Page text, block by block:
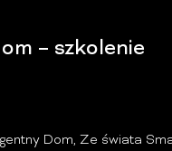
– szkolenie
Dom, Ze świata